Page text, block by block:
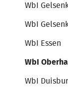
WbI
WbI
WbI Essen
WbI
WbI